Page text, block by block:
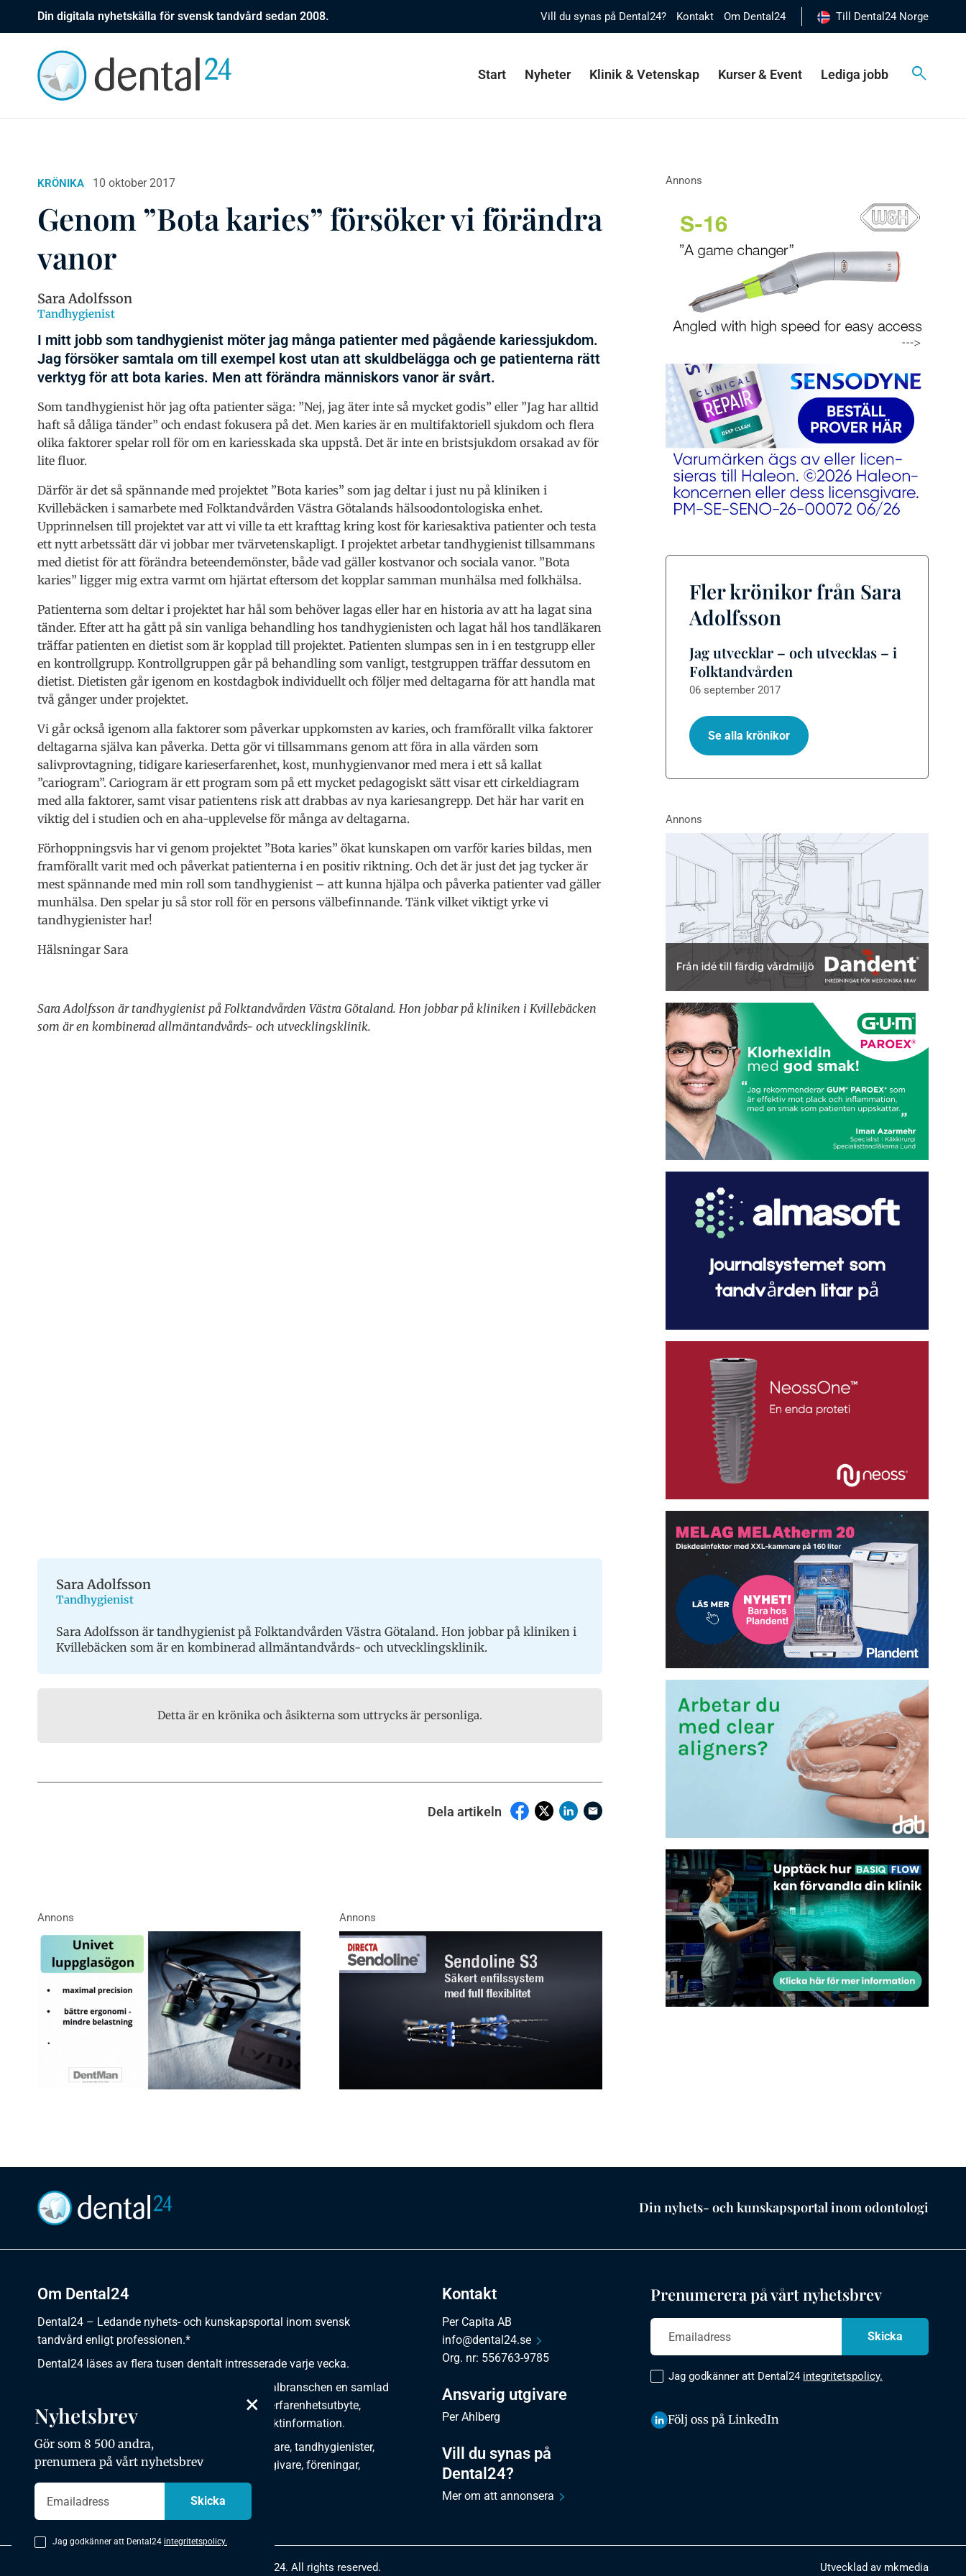
Din digitala nyhetskälla för svensk tandvård sedan 2008. Vill du synas på Dental24? Kontakt Om Dental24 Till Dental24 Norge
Start Nyheter Klinik & Vetenskap Kurser & Event Lediga jobb
KRÖNIKA 10 oktober 2017
Genom ”Bota karies” försöker vi förändra
vanor
Sara Adolfsson
Tandhygienist
I mitt jobb som tandhygienist möter jag många patienter med pågående kariessjukdom.
Jag försöker samtala om till exempel kost utan att skuldbelägga och ge patienterna rätt
verktyg för att bota karies. Men att förändra människors vanor är svårt.
Som tandhygienist hör jag ofta patienter säga: ”Nej, jag äter inte så mycket godis” eller ”Jag har alltid
haft så dåliga tänder” och endast fokusera på det. Men karies är en multifaktoriell sjukdom och flera
olika faktorer spelar roll för om en kariesskada ska uppstå. Det är inte en bristsjukdom orsakad av för
lite fluor.
Därför är det så spännande med projektet ”Bota karies” som jag deltar i just nu på kliniken i
Kvillebäcken i samarbete med Folktandvården Västra Götalands hälsoodontologiska enhet.
Upprinnelsen till projektet var att vi ville ta ett krafttag kring kost för kariesaktiva patienter och testa
ett nytt arbetssätt där vi jobbar mer tvärvetenskapligt. I projektet arbetar tandhygienist tillsammans
med dietist för att förändra beteendemönster, både vad gäller kostvanor och sociala vanor. ”Bota
karies” ligger mig extra varmt om hjärtat eftersom det kopplar samman munhälsa med folkhälsa.
Patienterna som deltar i projektet har hål som behöver lagas eller har en historia av att ha lagat sina
tänder. Efter att ha gått på sin vanliga behandling hos tandhygienisten och lagat hål hos tandläkaren
träffar patienten en dietist som är kopplad till projektet. Patienten slumpas sen in i en testgrupp eller
en kontrollgrupp. Kontrollgruppen går på behandling som vanligt, testgruppen träffar dessutom en
dietist. Dietisten går igenom en kostdagbok individuellt och följer med deltagarna för att handla mat
två gånger under projektet.
Vi går också igenom alla faktorer som påverkar uppkomsten av karies, och framförallt vilka faktorer
deltagarna själva kan påverka. Detta gör vi tillsammans genom att föra in alla värden som
salivprovtagning, tidigare karieserfarenhet, kost, munhygienvanor med mera i ett så kallat
”cariogram”. Cariogram är ett program som på ett mycket pedagogiskt sätt visar ett cirkeldiagram
med alla faktorer, samt visar patientens risk att drabbas av nya kariesangrepp. Det här har varit en
viktig del i studien och en aha-upplevelse för många av deltagarna.
Förhoppningsvis har vi genom projektet ”Bota karies” ökat kunskapen om varför karies bildas, men
framförallt varit med och påverkat patienterna i en positiv riktning. Och det är just det jag tycker är
mest spännande med min roll som tandhygienist – att kunna hjälpa och påverka patienter vad gäller
munhälsa. Den spelar ju så stor roll för en persons välbefinnande. Tänk vilket viktigt yrke vi
tandhygienister har!
Hälsningar Sara
Sara Adolfsson är tandhygienist på Folktandvården Västra Götaland. Hon jobbar på kliniken i Kvillebäcken
som är en kombinerad allmäntandvårds- och utvecklingsklinik.
Sara Adolfsson
Tandhygienist
Sara Adolfsson är tandhygienist på Folktandvården Västra Götaland. Hon jobbar på kliniken i
Kvillebäcken som är en kombinerad allmäntandvårds- och utvecklingsklinik.
Detta är en krönika och åsikterna som uttrycks är personliga.
Dela artikeln
Fler krönikor från Sara
Adolfsson
Jag utvecklar – och utvecklas – i
Folktandvården
06 september 2017
Se alla krönikor
Din nyhets- och kunskapsportal inom odontologi
Om Dental24
Dental24 – Ledande nyhets- och kunskapsportal inom svensk
tandvård enligt professionen.*
Dental24 läses av flera tusen dentalt intresserade varje vecka.
Dental24 erbjuder yrkesverksamma inom dentalbranschen en samlad
plats för nyheter, kunskap, aktuella händelser, erfarenhetsutbyte,
utbildningar, artiklar, dokumentation och produktinformation.
Dental24 produceras i samverkan med tandläkare, tandhygienister,
tandsköterskor, tandtekniker, institutioner, kursgivare, föreningar,
organisationer, leverantörer och andra medier.
Kontakt
Per Capita AB
info@dental24.se
Org. nr: 556763-9785
Ansvarig utgivare
Per Ahlberg
Vill du synas på
Dental24?
Mer om att annonsera
Prenumerera på vårt nyhetsbrev
Jag godkänner att Dental24 integritetspolicy.
Följ oss på LinkedIn
Copyright © 2026 Dental24. All rights reserved. Utvecklad av mkmedia
×
Nyhetsbrev
Gör som 8 500 andra,
prenumera på vårt nyhetsbrev
Jag godkänner att Dental24 integritetspolicy.